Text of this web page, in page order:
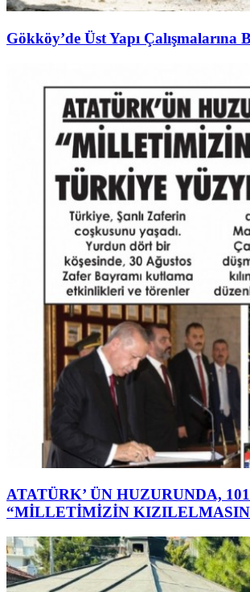
Gökköy’de Üst Yapı Çalışmalarına
ATATÜRK’ ÜN HUZURUNDA,
“MİLLETİMİZİN